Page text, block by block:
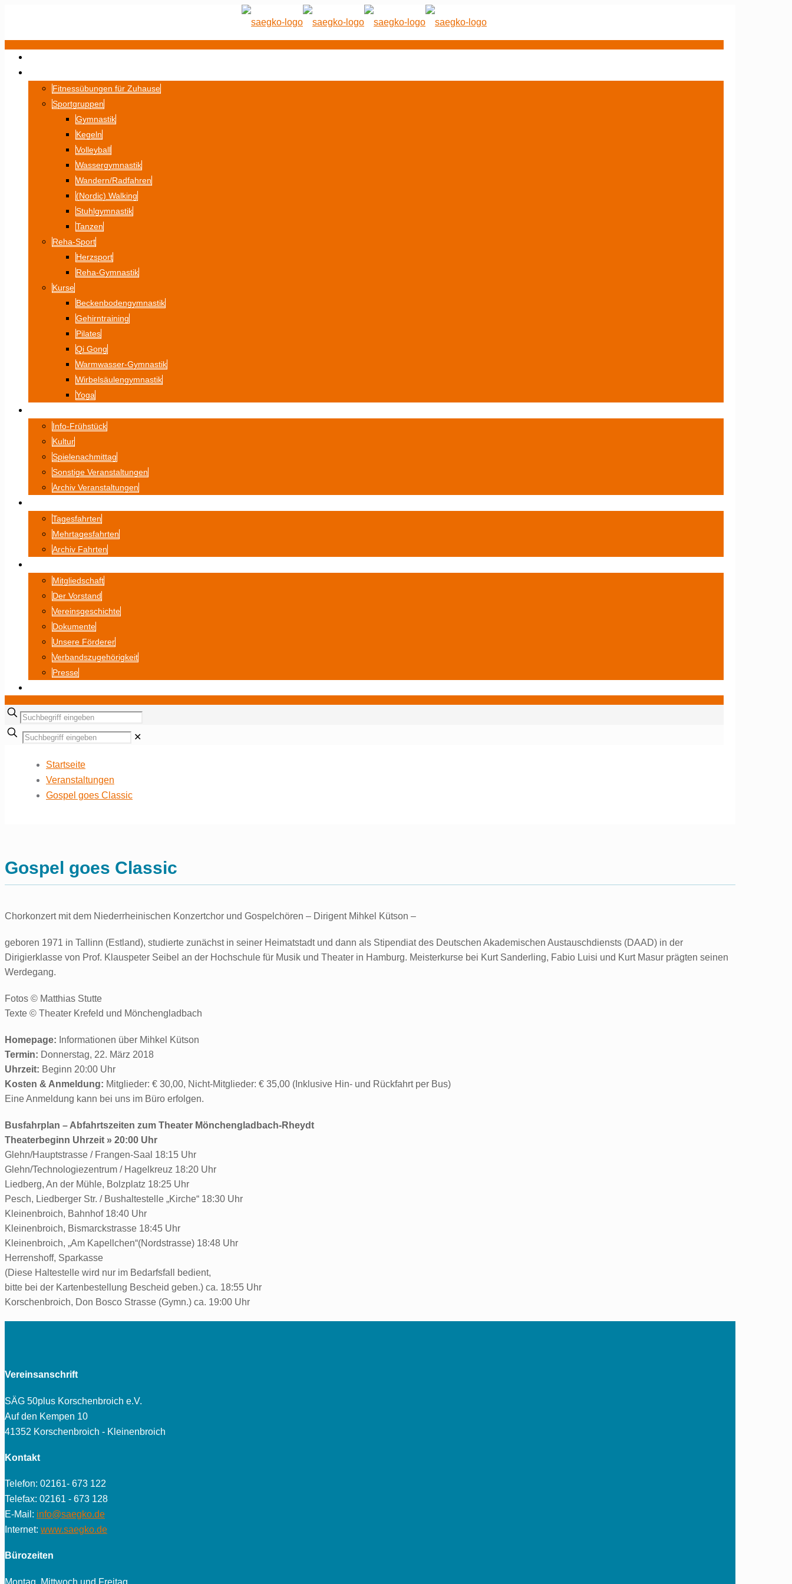
Fitnessübungen für Zuhause
Sportgruppen
Gymnastik
Kegeln
Volleyball
Wassergymnastik
Wandern/Radfahren
(Nordic) Walking
Stuhlgymnastik
Tanzen
Reha-Sport
Herzsport
Reha-Gymnastik
Kurse
Beckenbodengymnastik
Gehirntraining
Pilates
Qi Gong
Warmwasser-Gymnastik
Wirbelsäulengymnastik
Yoga
Info-Frühstück
Kultur
Spielenachmittag
Sonstige Veranstaltungen
Archiv Veranstaltungen
Tagesfahrten
Mehrtagesfahrten
Archiv Fahrten
Mitgliedschaft
Der Vorstand
Vereinsgeschichte
Dokumente
Unsere Förderer
Verbandszugehörigkeit
Presse
✕
Startseite
Veranstaltungen
Gospel goes Classic
Gospel goes Classic
Chorkonzert mit dem Niederrheinischen Konzertchor und Gospelchören – Dirigent Mihkel Kütson –
geboren 1971 in Tallinn (Estland), studierte zunächst in seiner Heimatstadt und dann als Stipendiat des Deutschen Akademischen Austauschdiensts (DAAD) in der
Dirigierklasse von Prof. Klauspeter Seibel an der Hochschule für Musik und Theater in Hamburg. Meisterkurse bei Kurt Sanderling, Fabio Luisi und Kurt Masur prägten seinen
Werdegang.
Fotos © Matthias Stutte
Texte © Theater Krefeld und Mönchengladbach
Homepage: Informationen über Mihkel Kütson
Termin: Donnerstag, 22. März 2018
Uhrzeit: Beginn 20:00 Uhr
Kosten & Anmeldung: Mitglieder: € 30,00, Nicht-Mitglieder: € 35,00 (Inklusive Hin- und Rückfahrt per Bus)
Eine Anmeldung kann bei uns im Büro erfolgen.
Busfahrplan – Abfahrtszeiten zum Theater Mönchengladbach-Rheydt
Theaterbeginn Uhrzeit » 20:00 Uhr
Glehn/Hauptstrasse / Frangen-Saal 18:15 Uhr
Glehn/Technologiezentrum / Hagelkreuz 18:20 Uhr
Liedberg, An der Mühle, Bolzplatz 18:25 Uhr
Pesch, Liedberger Str. / Bushaltestelle „Kirche“ 18:30 Uhr
Kleinenbroich, Bahnhof 18:40 Uhr
Kleinenbroich, Bismarckstrasse 18:45 Uhr
Kleinenbroich, „Am Kapellchen“(Nordstrasse) 18:48 Uhr
Herrenshoff, Sparkasse
(Diese Haltestelle wird nur im Bedarfsfall bedient,
bitte bei der Kartenbestellung Bescheid geben.) ca. 18:55 Uhr
Korschenbroich, Don Bosco Strasse (Gymn.) ca. 19:00 Uhr
Vereinsanschrift
SÄG 50plus Korschenbroich e.V.
Auf den Kempen 10
41352 Korschenbroich - Kleinenbroich
Kontakt
Telefon: 02161- 673 122
Telefax: 02161 - 673 128
E-Mail: info@saegko.de
Internet: www.saegko.de
Bürozeiten
Montag, Mittwoch und Freitag